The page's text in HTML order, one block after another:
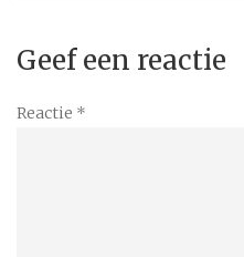
Geef een reactie
Reactie *